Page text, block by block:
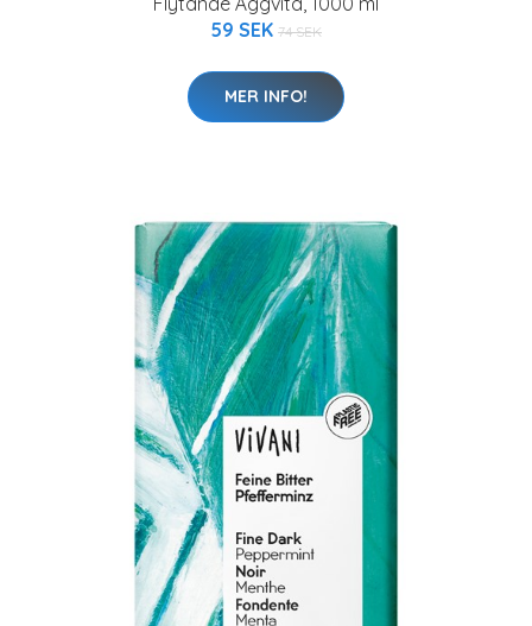
59 SEK 74 SEK
MER INFO!